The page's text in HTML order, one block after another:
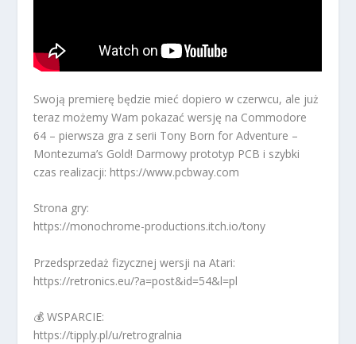
Swoją premierę będzie mieć dopiero w czerwcu, ale już
teraz możemy Wam pokazać wersję na Commodore
64 – pierwsza gra z serii Tony Born for Adventure –
Montezuma’s Gold! Darmowy prototyp PCB i szybki
czas realizacji: https://www.pcbway.com
Strona gry:
https://monochrome-productions.itch.io/tony
Przedsprzedaż fizycznej wersji na Atari:
https://retronics.eu/?a=post&id=54&l=pl
💰 WSPARCIE:
https://tipply.pl/u/retrogralnia